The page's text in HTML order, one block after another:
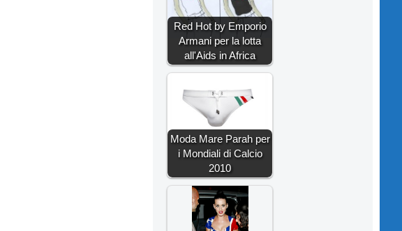
Red Hot by Emporio
Armani per la lotta
all'Aids in Africa
Moda Mare Parah per
i Mondiali di Calcio
2010